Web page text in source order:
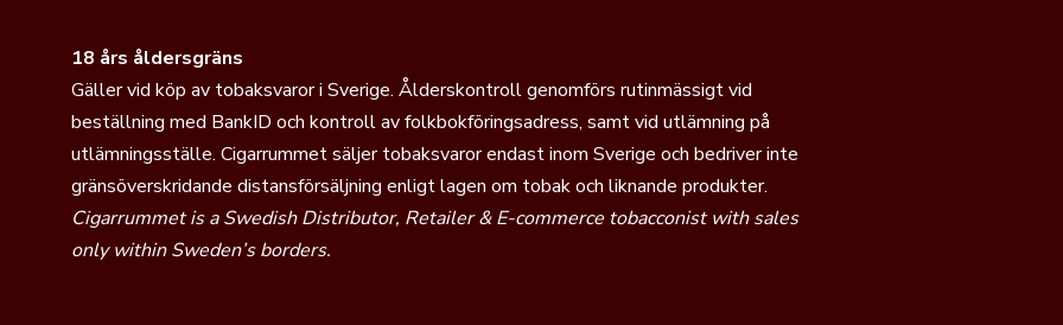
2022 - Daughters of the Wind Maduro
Serien är en vidareutveckling av originalserien och produceras i Costa Rica av
representerar en mörkare och mer strukturerad tolkning av Daughters-konceptet med
balanserad konstruktion.
Täckblad:
18 års åldersgräns
Gäller vid köp av tobaksvaror i Sverige. Ålderskontroll genomförs rutinmässigt vid
beställning med BankID och kontroll av folkbokföringsadress, samt vid utlämning på
utlämningsställe. Cigarrummet säljer tobaksvaror endast inom Sverige och bedriver inte
gränsöverskridande distansförsäljning enligt lagen om tobak och liknande produkter.
Cigarrummet is a Swedish Distributor, Retailer & E-commerce tobacconist with sales
only within Sweden’s borders.